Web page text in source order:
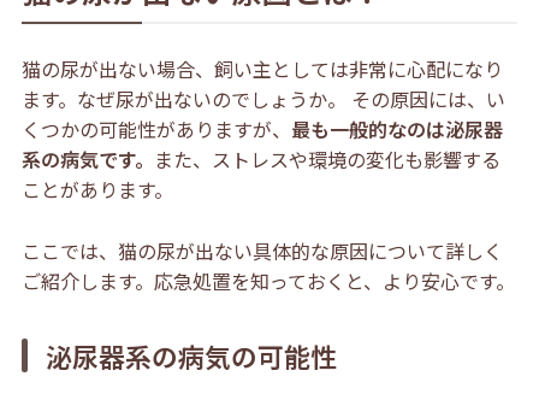
猫の尿が出ない場合、飼い主としては非常に心配になり
ます。なぜ尿が出ないのでしょうか。 その原因には、い
くつかの可能性がありますが、 最も一般的なのは泌尿器
系の病気です。 また、ストレスや環境の変化も影響する
ことがあります。
ここでは、猫の尿が出ない具体的な原因について詳しく
ご紹介します。応急処置を知っておくと、より安心です。
泌尿器系の病気の可能性